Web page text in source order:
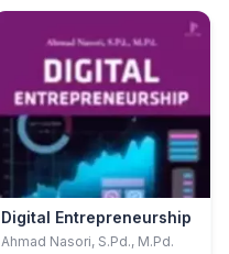
Digital Entrepreneurship
Ahmad Nasori, S.Pd., M.Pd.